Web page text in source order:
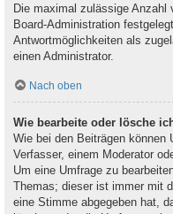
Die maximal zulässige Anzahl
Board-Administration
Antwortmöglichkeiten als
einen Administrator.
Nach oben
Wie bearbeite oder lösche
Wie bei den Beiträgen können
Verfasser, einem Moderator
Um eine Umfrage zu
Themas; dieser ist immer mit
eine Stimme abgegeben hat,